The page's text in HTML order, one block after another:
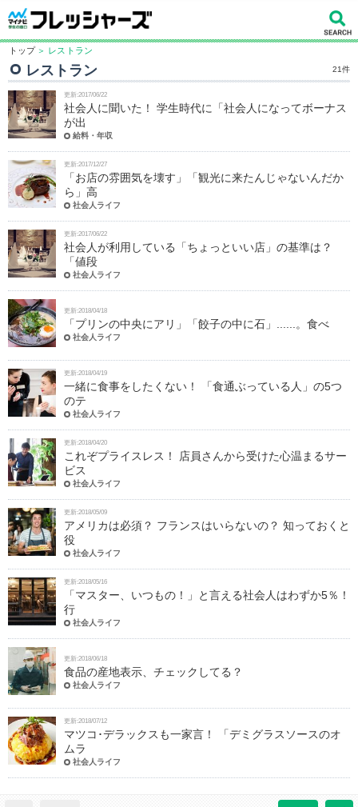
トップ ＞ レストラン
レストラン 21件
更新:2017/06/22
社会人に聞いた！ 学生時代に「社会人になってボーナス
が出
給料・年収
更新:2017/12/27
「お店の雰囲気を壊す」「観光に来たんじゃないんだか
ら」高
社会人ライフ
更新:2017/06/22
社会人が利用している「ちょっといい店」の基準は？
「値段
社会人ライフ
更新:2018/04/18
「プリンの中央にアリ」「餃子の中に石」......。食べ
社会人ライフ
更新:2018/04/19
一緒に食事をしたくない！ 「食通ぶっている人」の5つ
のテ
社会人ライフ
更新:2018/04/20
これぞプライスレス！ 店員さんから受けた心温まるサー
ビス
社会人ライフ
更新:2018/05/09
アメリカは必須？ フランスはいらないの？ 知っておくと
役
社会人ライフ
更新:2018/05/16
「マスター、いつもの！」と言える社会人はわずか5％！
行
社会人ライフ
更新:2018/06/18
食品の産地表示、チェックしてる？
社会人ライフ
更新:2018/07/12
マツコ･デラックスも一家言！ 「デミグラスソースのオ
ムラ
社会人ライフ